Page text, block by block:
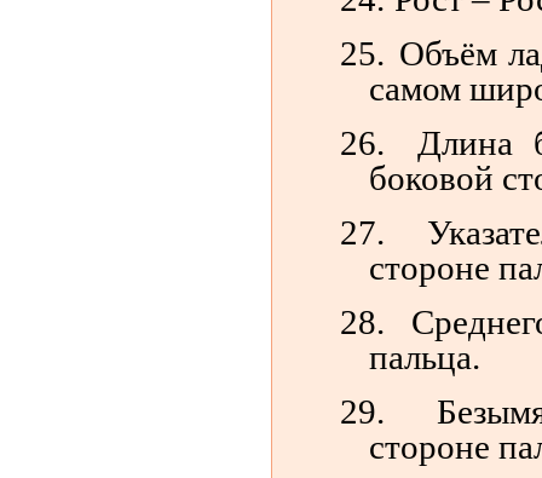
25. Объём
самом
26.
Длина
боковой
27.
стороне
28.
пальца.
29.
стороне